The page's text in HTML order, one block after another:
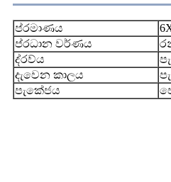
ප්රමාණය
ප්රධාන වර්ණය
ද්රව්ය
දැවෙන කාලය
පැකේජය